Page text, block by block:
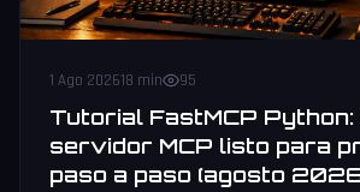
1 Ago 202618 min 95
Tutorial FastMCP Python:
servidor MCP listo para
paso a paso (agosto